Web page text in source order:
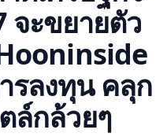
จะขยายตัว
รลงทุน คลุก
ล์กล้วยๆ